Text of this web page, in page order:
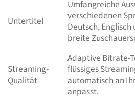
Untertitel
Umfangreiche
verschiedenen
Deutsch,
breite
Streaming-
Qualität
Adaptive Bitrate-
flüssiges
automatisch an
anpasst.